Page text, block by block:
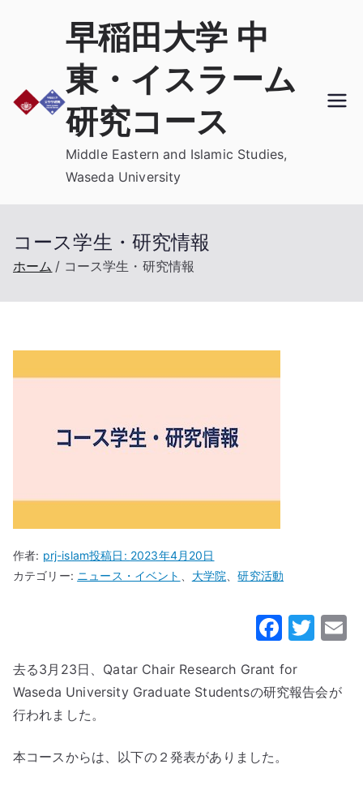
早稲田大学 中
東・イスラーム
研究コース
Middle Eastern and Islamic Studies,
Waseda University
コース学生・研究情報
ホーム コース学生・研究情報
作者: prj-islam投稿日: 2023年4月20日
カテゴリー: ニュース・イベント 大学院 、研究活動
F
c
e
T
it
te
去る3月23日、Qatar Chair Research Grant for
Waseda University Graduate Studentsの研究報告会が
行われました。
本コースからは、以下の２発表がありました。